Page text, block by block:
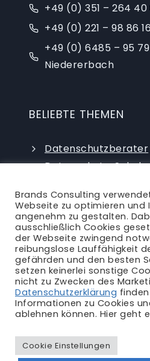
+49 (0) 351 – 264
+49 (0) 221 – 98 86
+49 (0) 6485 – 95
Niedererbach
BELIEBTE THEMEN
Datenschutzberater
Datenschutz-
externer
Ansprechpartner| Blog|
Impressum|
Brands Consulting
Webseite zu optimieren und
angenehm zu gestalten.
ausschließlich Cookies
der Webseite zwingend
reibungslose Lauffähigkeit
gefährden und den besten
setzen keinerlei sonstige
nicht zu Zwecken des
Datenschutzerklärung
Informationen zu Cookies
ablehnen können. Hier geht
Cookie Einstellungen